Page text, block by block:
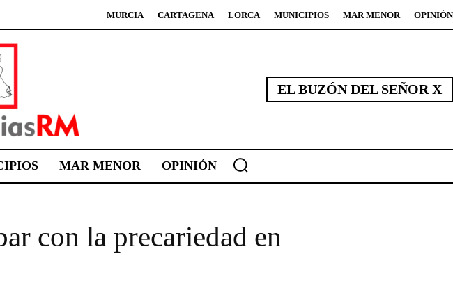
MURCIA CARTAGENA LORCA MUNICIPIOS MAR MENOR OPINIÓN
EL BUZÓN DEL SEÑOR X
MAR MENOR OPINIÓN
con la precariedad en